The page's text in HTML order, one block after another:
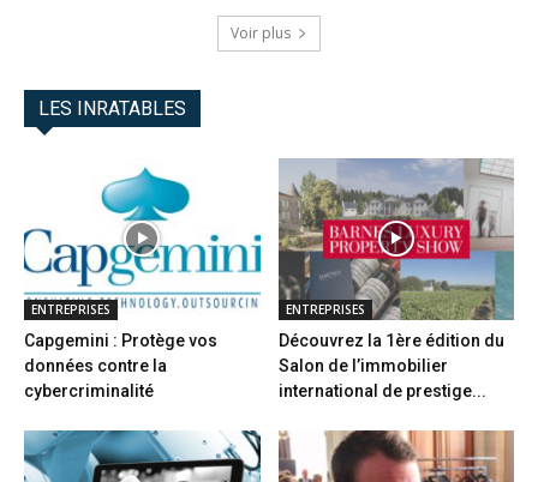
Voir plus
LES INRATABLES
ENTREPRISES
Capgemini : Protège vos
données contre la
cybercriminalité
ENTREPRISES
Découvrez la 1ère édition du
Salon de l’immobilier
international de prestige...